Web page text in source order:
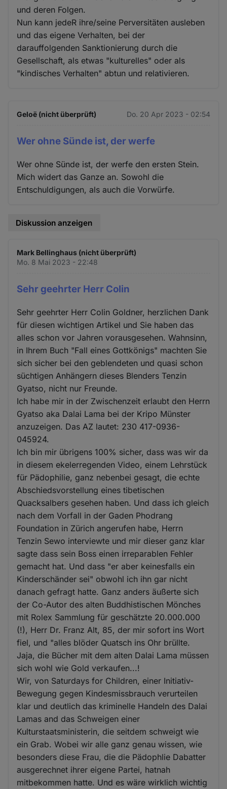
und deren Folgen.
Nun kann jedeR ihre/seine Perversitäten ausleben
und das eigene Verhalten, bei der
darauffolgenden Sanktionierung durch die
Gesellschaft, als etwas "kulturelles" oder als
"kindisches Verhalten" abtun und relativieren.
Geloë (nicht überprüft) Do. 20 Apr 2023 - 02:54
Wer ohne Sünde ist, der werfe
Wer ohne Sünde ist, der werfe den ersten Stein.
Mich widert das Ganze an. Sowohl die
Entschuldigungen, als auch die Vorwürfe.
Diskussion anzeigen
Mark Bellinghaus (nicht überprüft)
Mo. 8 Mai 2023 - 22:48
Sehr geehrter Herr Colin
Sehr geehrter Herr Colin Goldner, herzlichen Dank
für diesen wichtigen Artikel und Sie haben das
alles schon vor Jahren vorausgesehen. Wahnsinn,
in Ihrem Buch "Fall eines Gottkönigs" machten Sie
sich sicher bei den geblendeten und quasi schon
süchtigen Anhängern dieses Blenders Tenzin
Gyatso, nicht nur Freunde.
Ich habe mir in der Zwischenzeit erlaubt den Herrn
Gyatso aka Dalai Lama bei der Kripo Münster
anzuzeigen. Das AZ lautet: 230 417-0936-
045924.
Ich bin mir übrigens 100% sicher, dass was wir da
in diesem ekelerregenden Video, einem Lehrstück
für Pädophilie, ganz nebenbei gesagt, die echte
Abschiedsvorstellung eines tibetischen
Quacksalbers gesehen haben. Und dass ich gleich
nach dem Vorfall in der Gaden Phodrang
Foundation in Zürich angerufen habe, Herrn
Tenzin Sewo interviewte und mir dieser ganz klar
sagte dass sein Boss einen irreparablen Fehler
gemacht hat. Und dass "er aber keinesfalls ein
Kinderschänder sei" obwohl ich ihn gar nicht
danach gefragt hatte. Ganz anders äußerte sich
der Co-Autor des alten Buddhistischen Mönches
mit Rolex Sammlung für geschätzte 20.000.000
(!), Herr Dr. Franz Alt, 85, der mir sofort ins Wort
fiel, und "alles blöder Quatsch ins Ohr brüllte.
Jaja, die Bücher mit dem alten Dalai Lama müssen
sich wohl wie Gold verkaufen...!
Wir, von Saturdays for Children, einer Initiativ-
Bewegung gegen Kindesmissbrauch verurteilen
klar und deutlich das kriminelle Handeln des Dalai
Lamas and das Schweigen einer
Kulturstaatsministerin, die seitdem schweigt wie
ein Grab. Wobei wir alle ganz genau wissen, wie
besonders diese Frau, die die Pädophlie Dabatter
ausgerechnet ihrer eigene Partei, hatnah
mitbekommen hatte. Und es wäre wirklich wichtig